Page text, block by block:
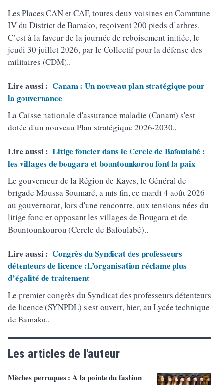
Les Places CAN et CAF, toutes deux voisines en Commune
IV du District de Bamako, reçoivent 200 pieds d’arbres.
C’est à la faveur de la journée de reboisement initiée, le
jeudi 30 juillet 2026, par le Collectif pour la défense des
militaires (CDM)..
Lire aussi : Canam : Un nouveau plan stratégique pour
la gouvernance
La Caisse nationale d'assurance maladie (Canam) s'est
dotée d'un nouveau Plan stratégique 2026-2030..
Lire aussi : Litige foncier dans le Cercle de Bafoulabé :
les villages de bougara et bountounkorou font la paix
Le gouverneur de la Région de Kayes, le Général de
brigade Moussa Soumaré, a mis fin, ce mardi 4 août 2026
au gouvernorat, lors d'une rencontre, aux tensions nées du
litige foncier opposant les villages de Bougara et de
Bountounkourou (Cercle de Bafoulabé)..
Lire aussi : Congrès du Syndicat des professeurs
détenteurs de licence :L’organisation réclame plus
d’égalité de traitement
Le premier congrès du Syndicat des professeurs détenteurs
de licence (SYNPDL) s'est ouvert, hier, au Lycée technique
de Bamako..
Les articles de l'auteur
Mèches perruques : A la pointe du fashion